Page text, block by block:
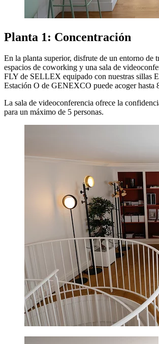
Planta 1: Concentración
En la planta superior, disfrute de un entorno de
espacios de coworking y una sala de
FLY de SELLEX equipado con nuestras sillas
Estación O de GENEXCO puede acoger hasta
La sala de videoconferencia ofrece la
para un máximo de 5 personas.